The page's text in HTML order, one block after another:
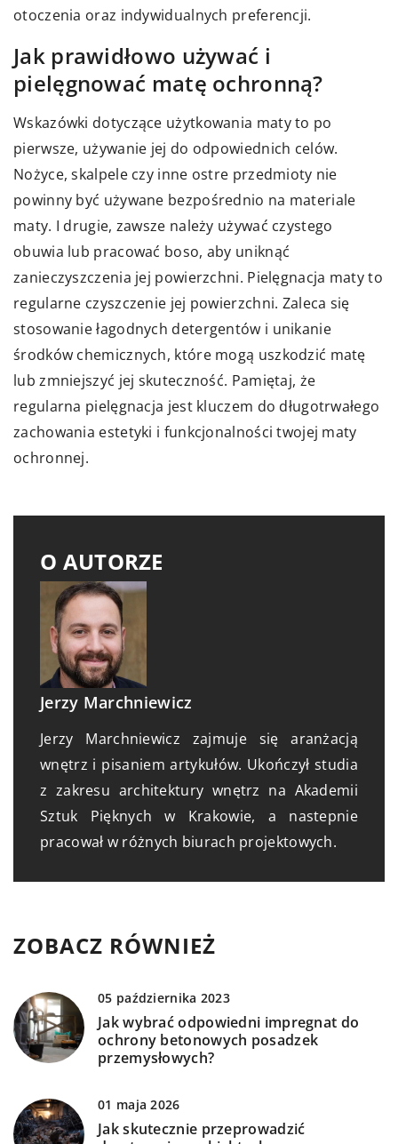
otoczenia oraz indywidualnych preferencji.
Jak prawidłowo używać i
pielęgnować matę ochronną?
Wskazówki dotyczące użytkowania maty to po
pierwsze, używanie jej do odpowiednich celów.
Nożyce, skalpele czy inne ostre przedmioty nie
powinny być używane bezpośrednio na materiale
maty. I drugie, zawsze należy używać czystego
obuwia lub pracować boso, aby uniknąć
zanieczyszczenia jej powierzchni. Pielęgnacja maty to
regularne czyszczenie jej powierzchni. Zaleca się
stosowanie łagodnych detergentów i unikanie
środków chemicznych, które mogą uszkodzić matę
lub zmniejszyć jej skuteczność. Pamiętaj, że
regularna pielęgnacja jest kluczem do długotrwałego
zachowania estetyki i funkcjonalności twojej maty
ochronnej.
O AUTORZE
Jerzy Marchniewicz
Jerzy Marchniewicz zajmuje się aranżacją
wnętrz i pisaniem artykułów. Ukończył studia
z zakresu architektury wnętrz na Akademii
Sztuk Pięknych w Krakowie, a nastepnie
pracował w różnych biurach projektowych.
ZOBACZ RÓWNIEŻ
05 października 2023
Jak wybrać odpowiedni impregnat do
ochrony betonowych posadzek
przemysłowych?
01 maja 2026
Jak skutecznie przeprowadzić